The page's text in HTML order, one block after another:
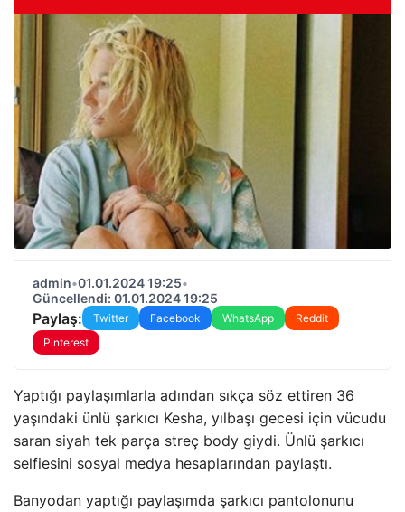
admin•01.01.2024 19:25•
Güncellendi: 01.01.2024 19:25
Paylaş: Twitter Facebook WhatsApp
Reddit
Pinterest
Yaptığı paylaşımlarla adından sıkça söz ettiren 36
yaşındaki ünlü şarkıcı Kesha, yılbaşı gecesi için vücudu
saran siyah tek parça streç body giydi. Ünlü şarkıcı
selfiesini sosyal medya hesaplarından paylaştı.
Banyodan yaptığı paylaşımda şarkıcı pantolonunu